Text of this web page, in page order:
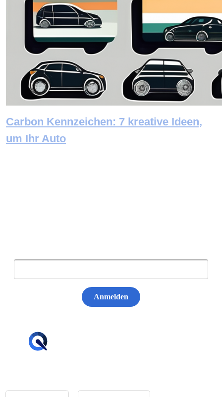
Carbon Kennzeichen: 7 kreative Ideen,
um Ihr Auto
Anmelden